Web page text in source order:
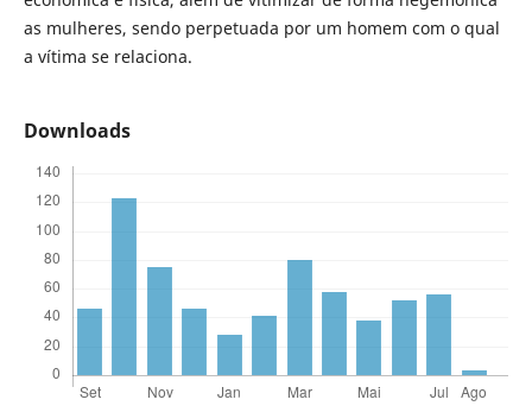
as mulheres, sendo perpetuada por um homem com o qual
a vítima se relaciona.
Downloads